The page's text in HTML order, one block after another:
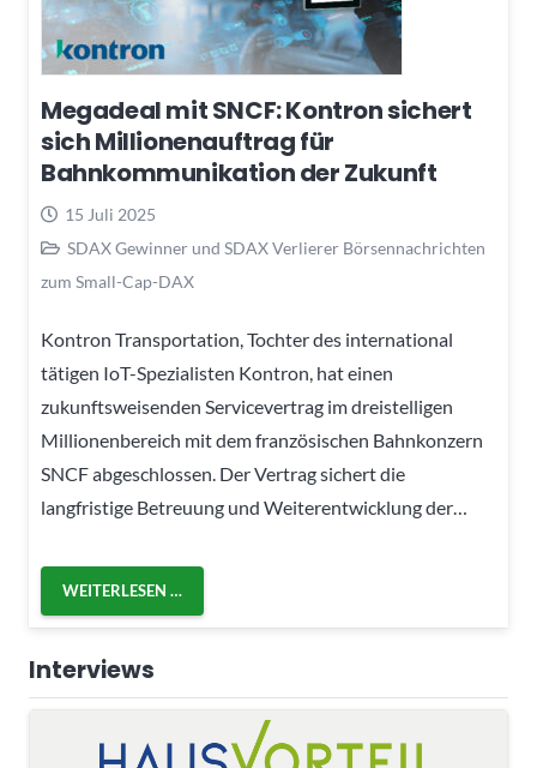
Megadeal mit SNCF: Kontron sichert
sich Millionenauftrag für
Bahnkommunikation der Zukunft
15 Juli 2025
SDAX Gewinner und SDAX Verlierer Börsennachrichten
zum Small-Cap-DAX
Kontron Transportation, Tochter des international
tätigen IoT-Spezialisten Kontron, hat einen
zukunftsweisenden Servicevertrag im dreistelligen
Millionenbereich mit dem französischen Bahnkonzern
SNCF abgeschlossen. Der Vertrag sichert die
langfristige Betreuung und Weiterentwicklung der…
WEITERLESEN …
Interviews